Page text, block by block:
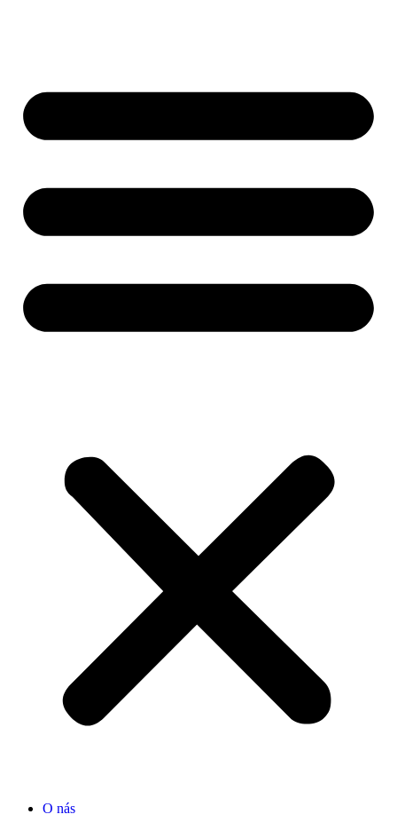
O nás